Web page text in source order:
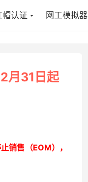
帽认证 网工模拟器
月31日起
销售（EOM），